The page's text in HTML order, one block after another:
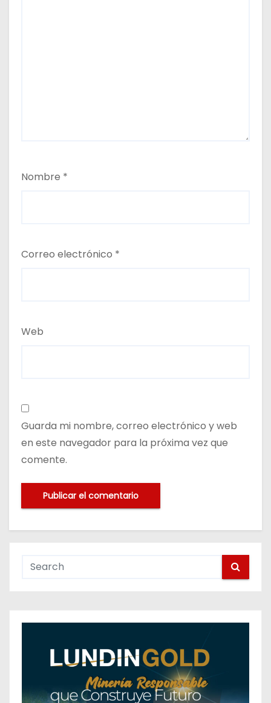
Nombre *
Correo electrónico *
Web
Guarda mi nombre, correo electrónico y web
en este navegador para la próxima vez que
comente.